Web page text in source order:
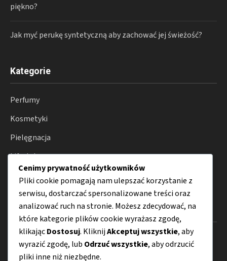
piękno?
Jak myć perukę syntetyczną aby zachować jej świeżość?
Kategorie
Perfumy
Kosmetyki
Pielęgnacja
Lifestyle
Porady
Menu
Kontakt
Cenimy prywatność użytkowników
Pliki cookie pomagają nam ulepszać korzystanie z
serwisu, dostarczać spersonalizowane treści oraz
analizować ruch na stronie. Możesz zdecydować, na
które kategorie plików cookie wyrażasz zgodę,
klikającDostosuj. KliknijAkceptuj wszystkie, aby
wyrazić zgodę, lub Odrzuć wszystkie, aby odrzucić
pliki inne niż niezbędne.